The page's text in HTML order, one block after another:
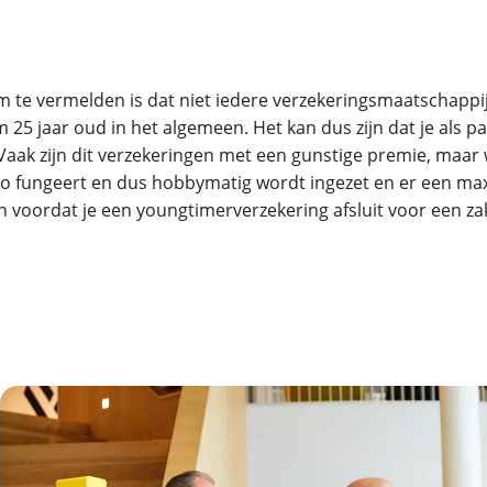
te vermelden is dat niet iedere
jaar oud in het algemeen. Het kan dus zijn dat je als
zijn dit verzekeringen met een gunstige premie, maar
en dus hobbymatig wordt ingezet en er een
je een youngtimerverzekering afsluit voor een